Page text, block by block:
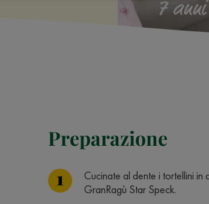
Preparazione
Cucinate al dente i tortellini
GranRagù Star Speck.